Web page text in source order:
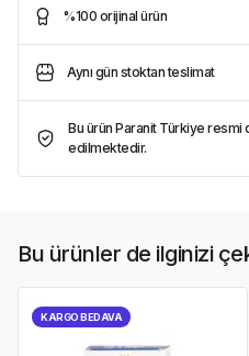
%100 orijinal ürün
Aynı gün stoktan teslimat
Bu ürün Paranit Türkiye resmi
edilmektedir.
Bu ürünler de ilginizi
KARGO BEDAVA